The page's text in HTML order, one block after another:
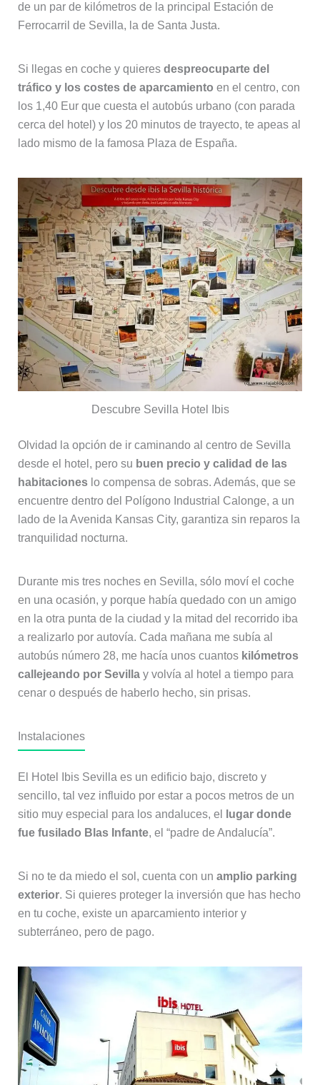
de un par de kilómetros de la principal Estación de
Ferrocarril de Sevilla, la de Santa Justa.
Si llegas en coche y quieres despreocuparte del
tráfico y los costes de aparcamiento en el centro, con
los 1,40 Eur que cuesta el autobús urbano (con parada
cerca del hotel) y los 20 minutos de trayecto, te apeas al
lado mismo de la famosa Plaza de España.
Descubre Sevilla Hotel Ibis
Olvidad la opción de ir caminando al centro de Sevilla
desde el hotel, pero su buen precio y calidad de las
habitacioneslo compensa de sobras. Además, que se
encuentre dentro del Polígono Industrial Calonge, a un
lado de la Avenida Kansas City, garantiza sin reparos la
tranquilidad nocturna.
Durante mis tres noches en Sevilla, sólo moví el coche
en una ocasión, y porque había quedado con un amigo
en la otra punta de la ciudad y la mitad del recorrido iba
a realizarlo por autovía. Cada mañana me subía al
autobús número 28, me hacía unos cuantos kilómetros
callejeando por Sevillay volvía al hotel a tiempo para
cenar o después de haberlo hecho, sin prisas.
Instalaciones
El Hotel Ibis Sevilla es un edificio bajo, discreto y
sencillo, tal vez influido por estar a pocos metros de un
sitio muy especial para los andaluces, el
lugar donde
fue fusilado Blas Infante, el “padre de Andalucía”.
Si no te da miedo el sol, cuenta con un amplio parking
exterior. Si quieres proteger la inversión que has hecho
en tu coche, existe un aparcamiento interior y
subterráneo, pero de pago.